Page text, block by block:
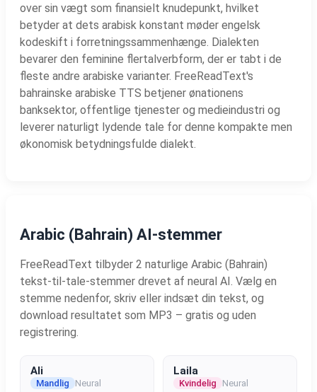
over sin vægt som finansielt knudepunkt, hvilket
betyder at dets arabisk konstant møder engelsk
kodeskift i forretningssammenhænge. Dialekten
bevarer den feminine flertalverbform, der er tabt i de
fleste andre arabiske varianter. FreeReadText's
bahrainske arabiske TTS betjener ønationens
banksektor, offentlige tjenester og medieindustri og
leverer naturligt lydende tale for denne kompakte men
økonomisk betydningsfulde dialekt.
Arabic (Bahrain) AI-stemmer
FreeReadText tilbyder 2 naturlige Arabic (Bahrain)
tekst-til-tale-stemmer drevet af neural AI. Vælg en
stemme nedenfor, skriv eller indsæt din tekst, og
download resultatet som MP3 – gratis og uden
registrering.
Ali
Mandlig Neural
Laila
Kvindelig Neural